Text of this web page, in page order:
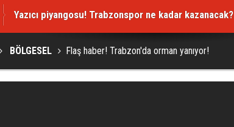
Yazıcı piyangosu! Trabzonspor ne kadar kazanacak?
BÖLGESEL Flaş haber! Trabzon'da orman yanıyor!